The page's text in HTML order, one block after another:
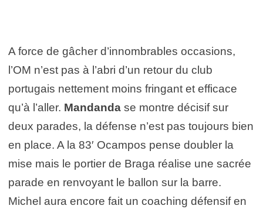
A force de gâcher d’innombrables occasions,
l’OM n’est pas à l’abri d’un retour du club
portugais nettement moins fringant et efficace
qu’à l’aller. Mandanda se montre décisif sur
deux parades, la défense n’est pas toujours bien
en place. A la 83′ Ocampos pense doubler la
mise mais le portier de Braga réalise une sacrée
parade en renvoyant le ballon sur la barre.
Michel aura encore fait un coaching défensif en